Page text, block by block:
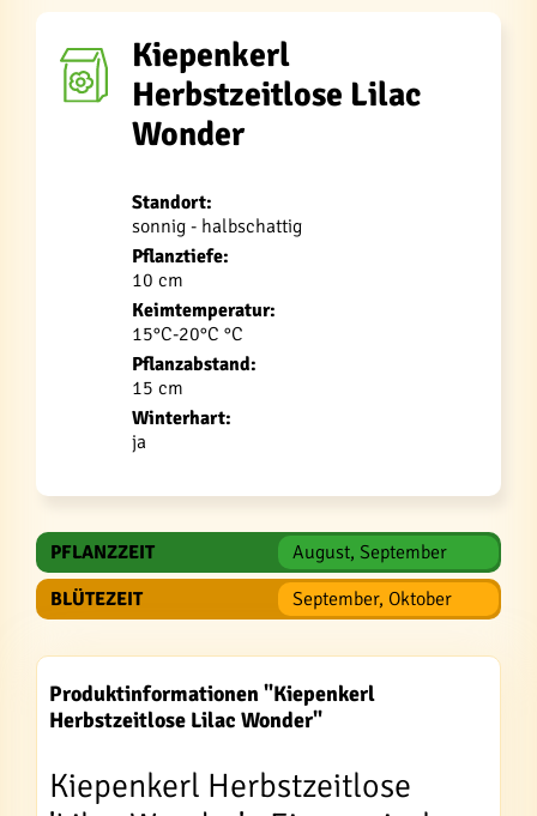
Kiepenkerl
Herbstzeitlose Lilac
Wonder
Standort:
sonnig - halbschattig
Pflanztiefe:
10 cm
Keimtemperatur:
15°C-20°C °C
Pflanzabstand:
15 cm
Winterhart:
ja
PFLANZZEIT
August, September
BLÜTEZEIT
September, Oktober
Produktinformationen "Kiepenkerl
Herbstzeitlose Lilac Wonder"
Kiepenkerl Herbstzeitlose